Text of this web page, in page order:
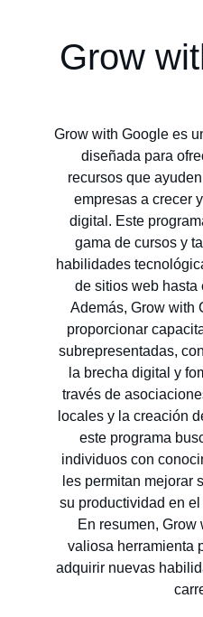
Grow
Grow with Google es
diseñada para
recursos que
empresas a crecer
digital. Este
gama de cursos y
habilidades
de sitios web hasta
Además, Grow with
proporcionar
subrepresentadas,
la brecha digital y
través de
locales y la creación
este programa
individuos con
les permitan mejorar
su productividad en
En resumen, Grow
valiosa herramienta
adquirir nuevas